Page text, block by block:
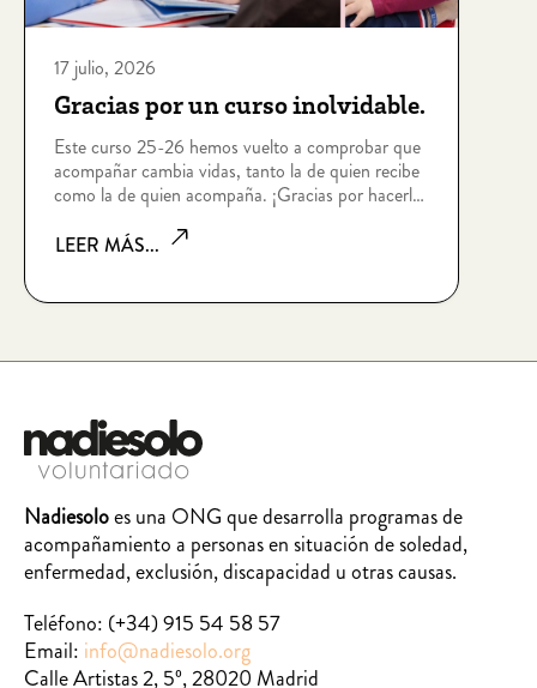
17 julio, 2026
Gracias por un curso inolvidable.
Este curso 25-26 hemos vuelto a comprobar que
acompañar cambia vidas, tanto la de quien recibe
como la de quien acompaña. ¡Gracias por hacerlo
LEER MÁS...
Nadiesoloes una ONG que desarrolla programas de
acompañamiento a personas en situación de soledad,
enfermedad, exclusión, discapacidad u otras causas.
Teléfono: (+34) 915 54 58 57
Email: info@nadiesolo.org
Calle Artistas 2, 5º, 28020 Madrid